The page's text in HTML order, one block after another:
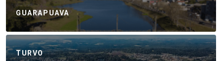
GUARAPUAVA
TURVO